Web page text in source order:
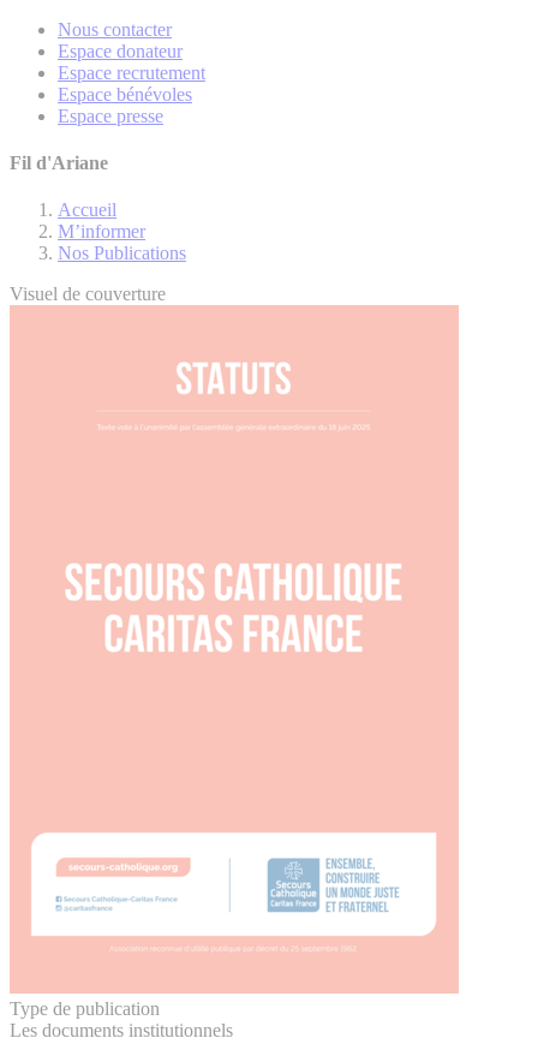
Nous contacter
Espace donateur
Espace recrutement
Espace bénévoles
Espace presse
Fil d'Ariane
Accueil
M’informer
Nos Publications
Visuel de couverture
Type de publication
Les documents institutionnels